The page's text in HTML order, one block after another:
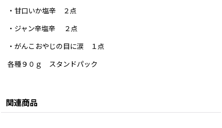
・甘口いか塩辛 ２点
・ジャン辛塩辛 ２点
・がんこおやじの目に涙 １点
各種９０ｇ スタンドパック
関連商品